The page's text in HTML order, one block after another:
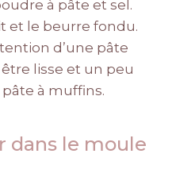
à pâte et sel.
et le beurre fondu.
d’une pâte
lisse et un peu
à muffins.
dans le moule